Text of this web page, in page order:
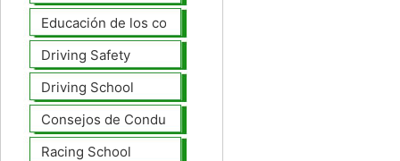
Educación de los conductores
Driving Safety
Driving School
Consejos de Conducción
Racing School